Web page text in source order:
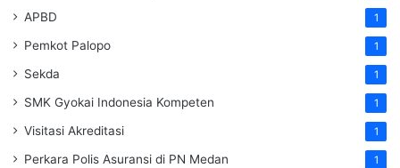
APBD 1
Pemkot Palopo 1
Sekda 1
SMK Gyokai Indonesia Kompeten 1
Visitasi Akreditasi 1
Perkara Polis Asuransi di PN Medan 1